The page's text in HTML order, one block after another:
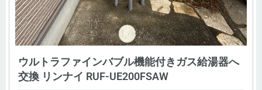
ウルトラファインバブル機能付きガス給湯器へ
交換 リンナイ RUF-UE200FSAW